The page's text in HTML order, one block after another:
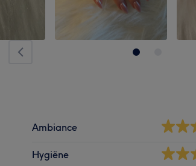
Ambiance
Hygiëne